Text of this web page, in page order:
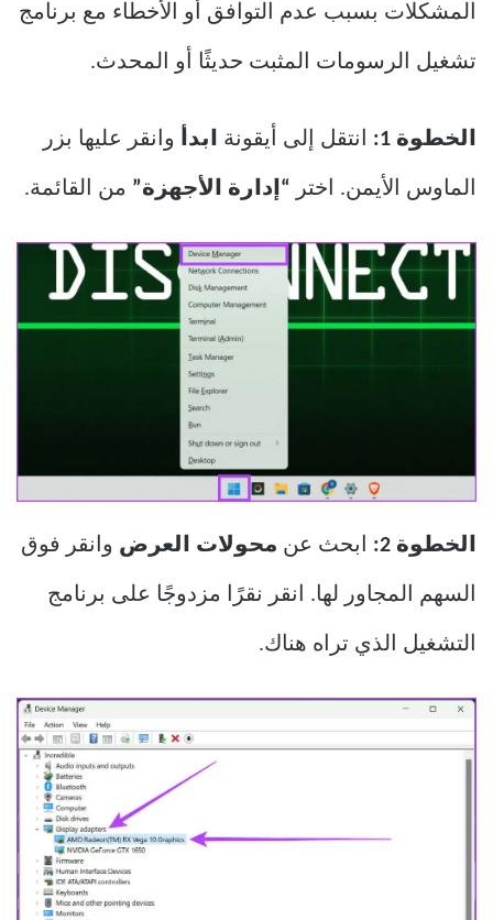
المشكلات بسبب عدم التوافق أو الأخطاء مع برنامج
تشغيل الرسومات المثبت حديثًا أو المحدث.
الخطوة 1: انتقل إلى أيقونة ابدأ وانقر عليها بزر
الماوس الأيمن. اختر “إدارة الأجهزة” من القائمة.
الخطوة 2: ابحث عن محولات العرض وانقر فوق
السهم المجاور لها. انقر نقرًا مزدوجًا على برنامج
التشغيل الذي تراه هناك.